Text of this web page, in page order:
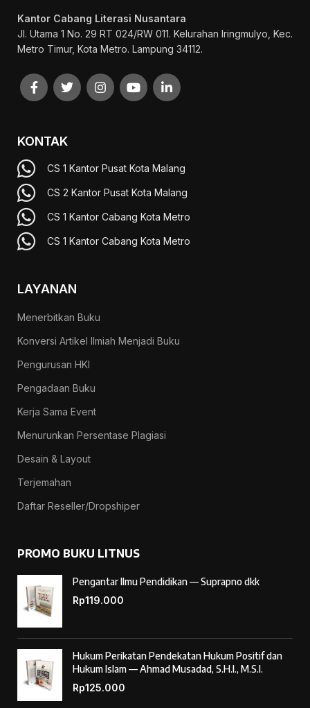
Kantor Cabang Literasi Nusantara
Jl. Utama 1 No. 29 RT 024/RW 011. Kelurahan Iringmulyo, Kec.
Metro Timur, Kota Metro. Lampung 34112.
KONTAK
CS 1 Kantor Pusat Kota Malang
CS 2 Kantor Pusat Kota Malang
CS 1 Kantor Cabang Kota Metro
CS 1 Kantor Cabang Kota Metro
LAYANAN
Menerbitkan Buku
Konversi Artikel Ilmiah Menjadi Buku
Pengurusan HKI
Pengadaan Buku
Kerja Sama Event
Menurunkan Persentase Plagiasi
Desain & Layout
Terjemahan
Daftar Reseller/Dropshiper
PROMO BUKU LITNUS
Pengantar Ilmu Pendidikan — Suprapno dkk
Rp119.000
Hukum Perikatan Pendekatan Hukum Positif dan
Hukum Islam — Ahmad Musadad, S.H.I., M.S.I.
Rp125.000